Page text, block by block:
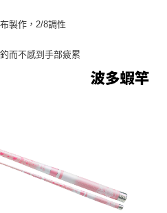
製作，2/8調性
而不感到手部疲累